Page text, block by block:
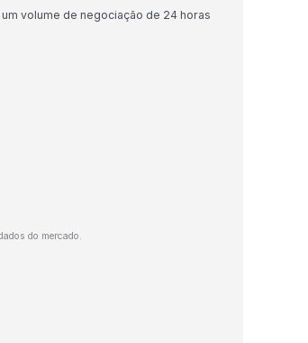
volume de negociação de 24 horas
do mercado.